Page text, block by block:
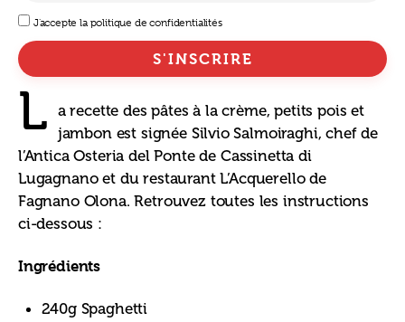
J'accepte la politique de confidentialités
L
a recette des pâtes à la crème, petits pois et
jambon est signée Silvio Salmoiraghi, chef de
l’Antica Osteria del Ponte de Cassinetta di
Lugagnano et du restaurant L’Acquerello de
Fagnano Olona. Retrouvez toutes les instructions
ci-dessous :
Ingrédients
240g Spaghetti